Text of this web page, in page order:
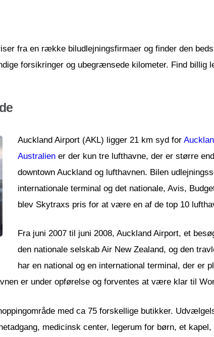
fra en række biludlejningsfirmaer og finder den
forsikringer og ubegrænsede kilometer. Find billig
Auckland Airport (AKL) ligger 21 km syd for
Australien er der kun tre lufthavne, der er større
downtown Auckland og lufthavnen. Bilen
internationale terminal og det nationale, Avis,
blev Skytraxs pris for at være en af de top 10
Fra juni 2007 til juni 2008, Auckland Airport, et
den nationale selskab Air New Zealand, og den
har en national og en international terminal, der er
er under opførelse og forventes at være klar til
med ca 75 forskellige butikker.
medicinsk center, legerum for børn, et